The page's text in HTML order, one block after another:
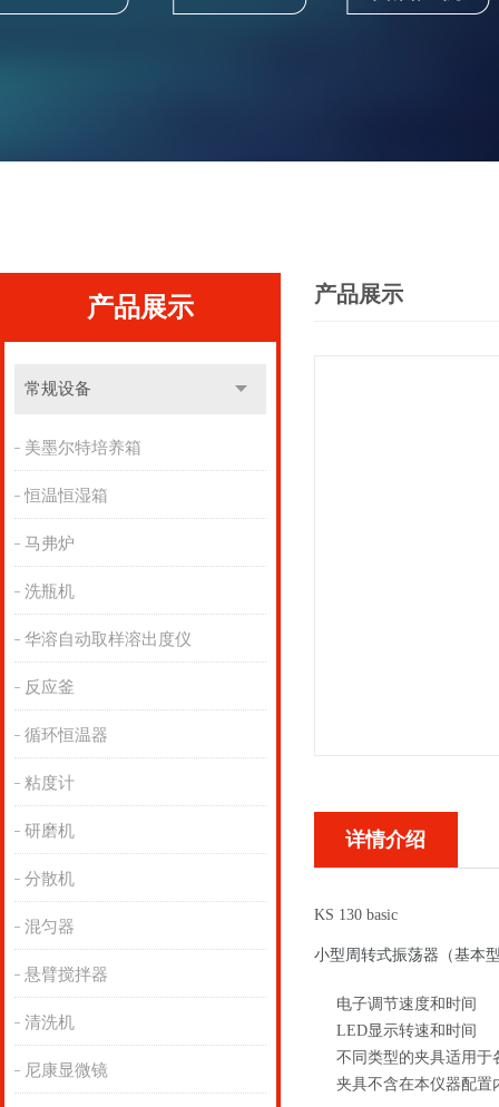
产品展示
常规设备
美墨尔特培养箱
恒温恒湿箱
马弗炉
洗瓶机
华溶自动取样溶出度仪
反应釜
循环恒温器
粘度计
研磨机
分散机
混匀器
悬臂搅拌器
清洗机
尼康显微镜
产品展示
详情介绍
KS 130 basic
小型周转式振荡器（基本
电子调节速度和时间
LED显示转速和时间
不同类型的夹具适用于
夹具不含在本仪器配置